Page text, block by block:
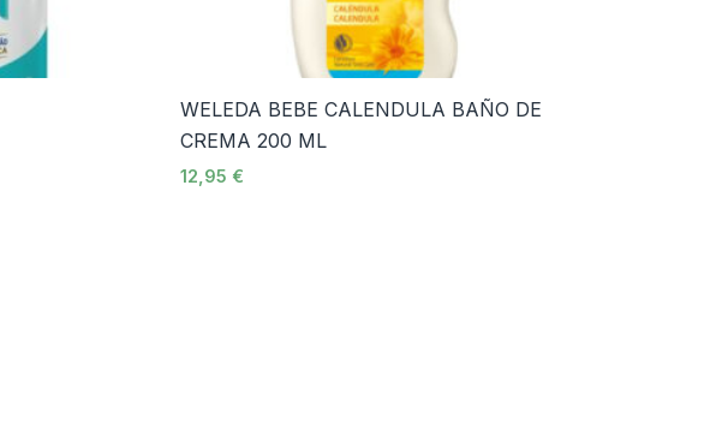
WELEDA BEBE CALENDULA BAÑO DE
CREMA 200 ML
12,95 €